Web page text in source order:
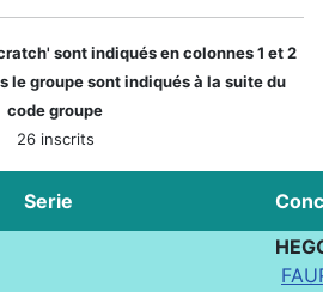
sont indiqués en colonnes 1 et 2
le groupe sont indiqués à la suite du
code groupe
26 inscrits
Serie